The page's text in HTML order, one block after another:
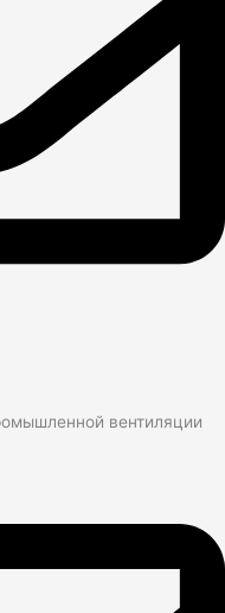
вентиляции